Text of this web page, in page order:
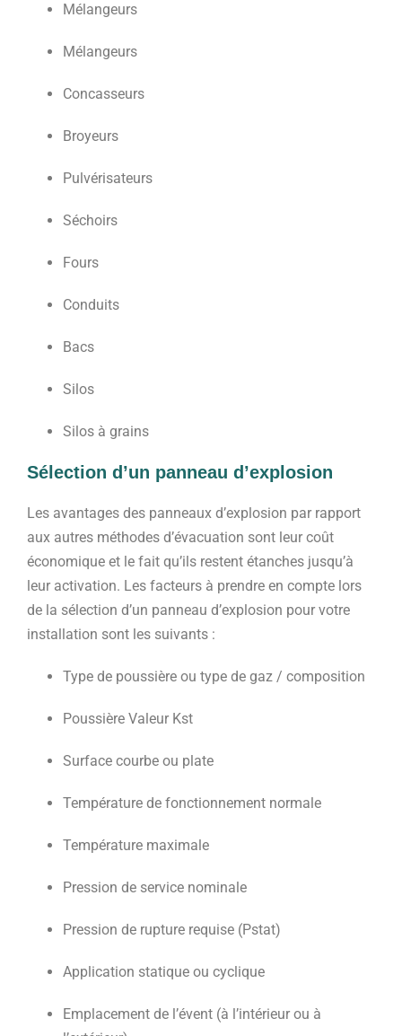
Mélangeurs
Mélangeurs
Concasseurs
Broyeurs
Pulvérisateurs
Séchoirs
Fours
Conduits
Bacs
Silos
Silos à grains
Sélection d’un panneau d’explosion
Les avantages des panneaux d’explosion par rapport
aux autres méthodes d’évacuation sont leur coût
économique et le fait qu’ils restent étanches jusqu’à
leur activation. Les facteurs à prendre en compte lors
de la sélection d’un panneau d’explosion pour votre
installation sont les suivants :
Type de poussière ou type de gaz / composition
Poussière Valeur Kst
Surface courbe ou plate
Température de fonctionnement normale
Température maximale
Pression de service nominale
Pression de rupture requise (Pstat)
Application statique ou cyclique
Emplacement de l’évent (à l’intérieur ou à